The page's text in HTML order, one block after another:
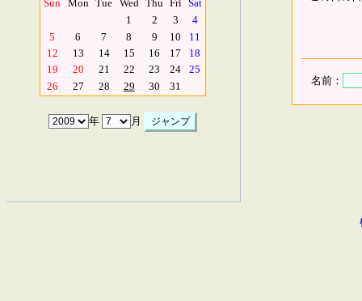
Sun Mon Tue Wed Thu Fri Sat
1
2 3
4
5
6 7 8 9 10
11
12
13 14 15 16 17
18
19
20 21 22 23 24
25
26
27 28 29 30 31
年 月
名前：